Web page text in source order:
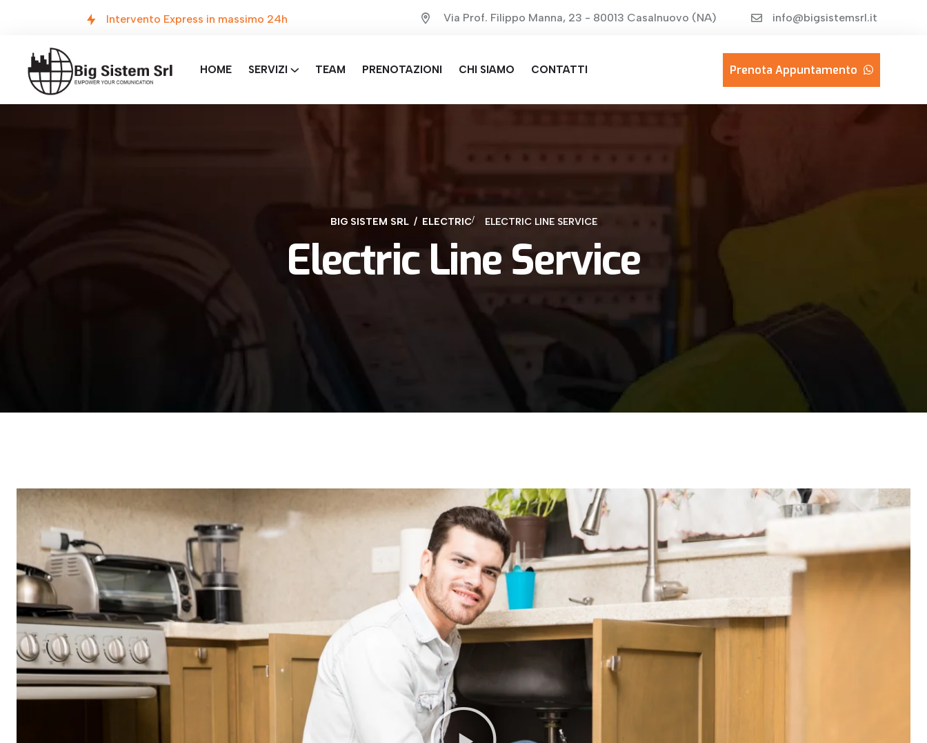
Intervento Express in massimo 24h Via Prof. Filippo Manna, 23 - 80013 Casalnuovo (NA) info@bigsistemsrl.it
HOME SERVIZI TEAM PRENOTAZIONI CHI SIAMO CONTATTI Prenota Appuntamento
BIG SISTEM SRL ELECTRIC ELECTRIC LINE SERVICE
Electric Line Service